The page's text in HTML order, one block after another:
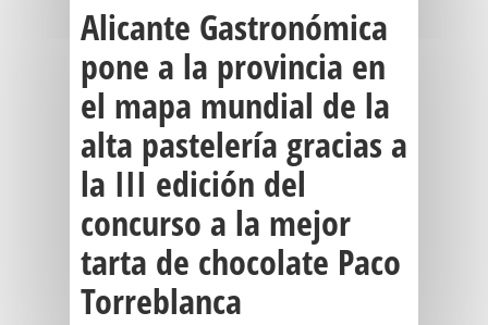
Alicante Gastronómica
pone a la provincia en
el mapa mundial de la
alta pastelería gracias a
la III edición del
concurso a la mejor
tarta de chocolate Paco
Torreblanca